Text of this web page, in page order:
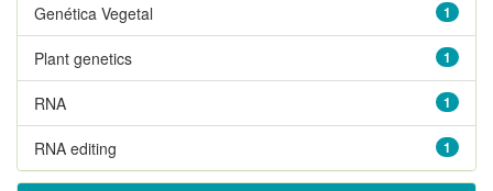
1
Genética Vegetal
1
Plant genetics
1
RNA
1
RNA editing